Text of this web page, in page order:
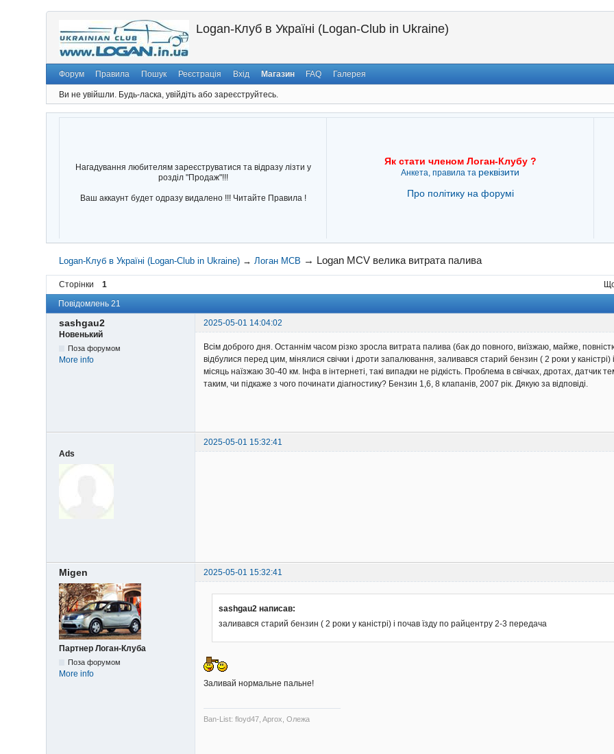
Logan-Клуб в Україні (Logan-Club in Ukraine)
Форум Правила Пошук Реєстрація Вхід Магазин FAQ Галерея
Ви не увійшли. Будь-ласка, увійдіть або зареєструйтесь.
Нагадування любителям зареєструватися та відразу лізти у
розділ "Продаж"!!!
Ваш аккаунт будет одразу видалено !!! Читайте Правила !
Як стати членом Логан-Клубу ?
Анкета, правила та реквізити
Про політику на форумі
Logan-Клуб в Україні (Logan-Club in Ukraine) → Логан МСВ → Logan MCV велика витрата палива
Сторінки 1
Повідомлень 21
sashgau2
2025-05-01 14:04:02
Новенький
Поза форумом
More info
Всім доброго дня. Останнім часом різко зросла витрата палива (бак до повного, виїзжаю, майже,
відбулися перед цим, мінялися свічки і дроти запалювання, заливався старий бензин ( 2 роки у
місяць наїзжаю 30-40 км. Інфа в інтернеті, такі випадки не рідкість. Проблема в свічках, дротах,
таким, чи підкаже з чого починати діагностику? Бензин 1,6, 8 клапанів, 2007 рік. Дякую за відповіді.
2025-05-01 15:32:41
Ads
Migen 2025-05-01 15:32:41
Партнер Логан-Клуба
Поза форумом
More info
sashgau2 написав:
заливався старий бензин ( 2 роки у каністрі) і почав їзду по райцентру 2-3 передача
Заливай нормальне пальне!
Ban-List: floyd47, Aprox, Олежа